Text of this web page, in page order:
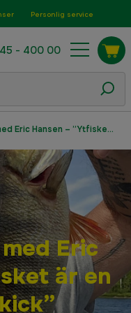
Personlig service
- 400 00
Abborrefiske med Eric Hansen – ”Ytfisket är en adrenalinkick”
Eric
är en